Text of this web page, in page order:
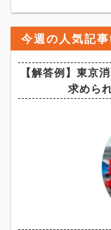
今週の人気記
【解答例】東京
求めら